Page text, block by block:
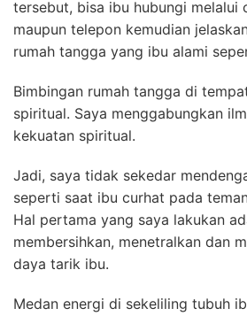
tersebut, bisa ibu hubungi melalui
maupun telepon kemudian
rumah tangga yang ibu alami
Bimbingan rumah tangga di
spiritual. Saya menggabungkan
kekuatan spiritual.
Jadi, saya tidak sekedar
seperti saat ibu curhat pada
Hal pertama yang saya lakukan
membersihkan, menetralkan dan
daya tarik ibu.
Medan energi di sekeliling tubuh